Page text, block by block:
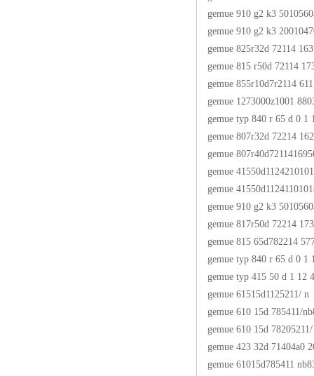
gemue 910 g2 k3
gemue 910 g2 k3
gemue 825r32d 72114 163
gemue 815 r50d 72114
gemue 855r10d7r2114
gemue 1273000z1001
gemue typ 840 r 65 d 0 1
gemue 807r32d 72214
gemue
gemue
gemue
gemue 910 g2 k3
gemue 817r50d 72214
gemue 815 65d782214
gemue typ 840 r 65 d 0 1
gemue typ 415 50 d 1 12
gemue 61515d1125211/ n
gemue 610 15d 785411/
gemue 610 15d
gemue 423 32d 71404a0
gemue 61015d785411